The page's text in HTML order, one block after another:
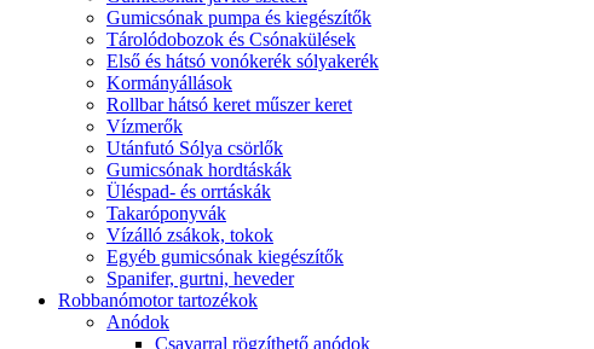
Gumicsónak pumpa és kiegészítők
Tárolódobozok és Csónakülések
Első és hátsó vonókerék sólyakerék
Kormányállások
Rollbar hátsó keret műszer keret
Vízmerők
Utánfutó Sólya csörlők
Gumicsónak hordtáskák
Üléspad- és orrtáskák
Takaróponyvák
Vízálló zsákok, tokok
Egyéb gumicsónak kiegészítők
Spanifer, gurtni, heveder
Robbanómotor tartozékok
Anódok
Csavarral rögzíthető anódok